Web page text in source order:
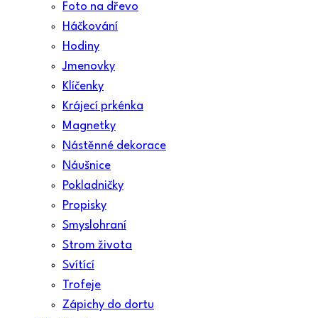
Foto na dřevo
Háčkování
Hodiny
Jmenovky
Klíčenky
Krájecí prkénka
Magnetky
Nástěnné dekorace
Náušnice
Pokladničky
Propisky
Smyslohraní
Strom života
Svítící
Trofeje
Zápichy do dortu